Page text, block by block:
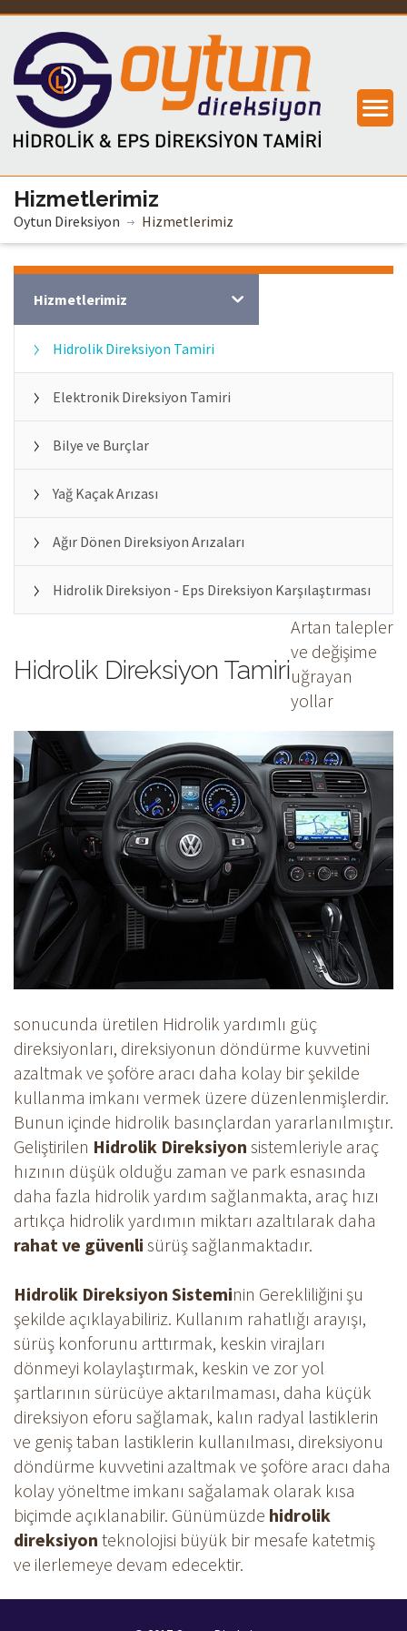
Hizmetlerimiz
Oytun Direksiyon Hizmetlerimiz
Oytun Direksiyon
Hizmetlerimiz
Hidrolik Direksiyon Tamiri
Elektronik Direksiyon Tamiri
Bilye ve Burçlar
Yağ Kaçak Arızası
Ağır Dönen Direksiyon Arızaları
Hidrolik Direksiyon - Eps Direksiyon Karşılaştırması
Hidrolik Direksiyon Tamiri
Artan talepler
ve değişime
uğrayan
yollar
sonucunda üretilen Hidrolik yardımlı güç
direksiyonları, direksiyonun döndürme kuvvetini
azaltmak ve şoföre aracı daha kolay bir şekilde
kullanma imkanı vermek üzere düzenlenmişlerdir.
Bunun içinde hidrolik basınçlardan yararlanılmıştır.
Geliştirilen Hidrolik Direksiyon sistemleriyle araç
hızının düşük olduğu zaman ve park esnasında
daha fazla hidrolik yardım sağlanmakta, araç hızı
artıkça hidrolik yardımın miktarı azaltılarak daha
rahat ve güvenli sürüş sağlanmaktadır.
Hidrolik Direksiyon Sisteminin Gerekliliğini şu
şekilde açıklayabiliriz. Kullanım rahatlığı arayışı,
sürüş konforunu arttırmak, keskin virajları
dönmeyi kolaylaştırmak, keskin ve zor yol
şartlarının sürücüye aktarılmaması, daha küçük
direksiyon eforu sağlamak, kalın radyal lastiklerin
ve geniş taban lastiklerin kullanılması, direksiyonu
döndürme kuvvetini azaltmak ve şoföre aracı daha
kolay yöneltme imkanı sağalamak olarak kısa
biçimde açıklanabilir. Günümüzde hidrolik
direksiyon teknolojisi büyük bir mesafe katetmiş
ve ilerlemeye devam edecektir.